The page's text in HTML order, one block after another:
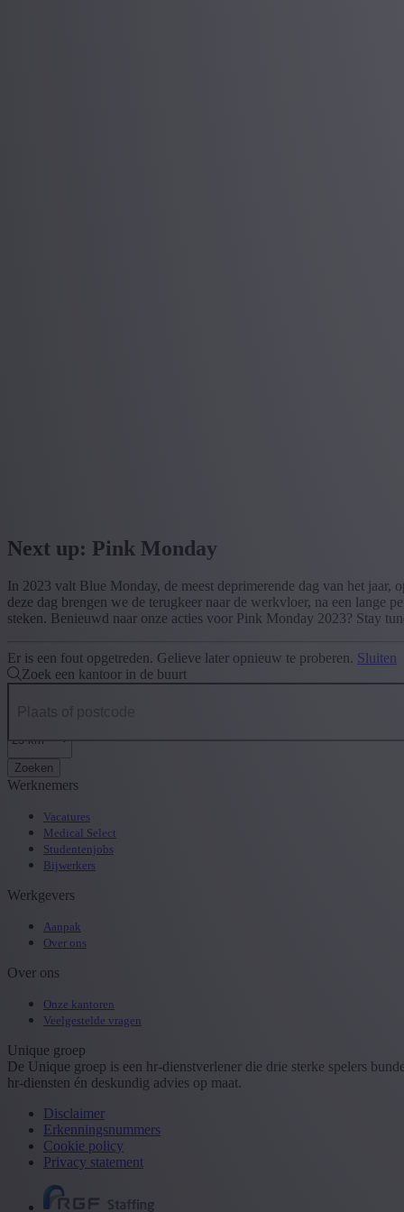
Next up: Pink Monday
In 2023 valt Blue Monday, de meest deprimerende dag van het
deze dag brengen we de terugkeer naar de werkvloer, na een lange
steken. Benieuwd naar onze acties voor Pink Monday 2023? Stay
Er is een fout opgetreden. Gelieve later opnieuw te proberen. Sluiten
Zoek een kantoor in de buurt
Zoeken
Werknemers
Vacatures
Medical Select
Studentenjobs
Bijwerkers
Werkgevers
Aanpak
Over ons
Over ons
Onze kantoren
Veelgestelde vragen
Unique groep
De Unique groep is een hr-dienstverlener die drie sterke spelers
hr-diensten én deskundig advies op maat.
Disclaimer
Erkenningsnummers
Cookie policy
Privacy statement